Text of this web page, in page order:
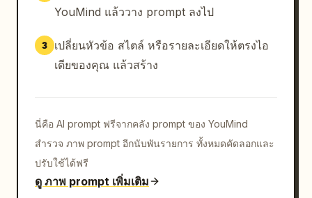
YouMind แล้ววาง prompt ลงไป
3
เปลี่ยนหัวข้อ สไตล์ หรือรายละเอียดให้ตรงไอ
เดียของคุณ แล้วสร้าง
นี่คือ AI prompt ฟรีจากคลัง prompt ของ YouMind
สำรวจ ภาพ prompt อีกนับพันรายการ ทั้งหมดคัดลอกและ
ปรับใช้ได้ฟรี
ดู ภาพ prompt เพิ่มเติม